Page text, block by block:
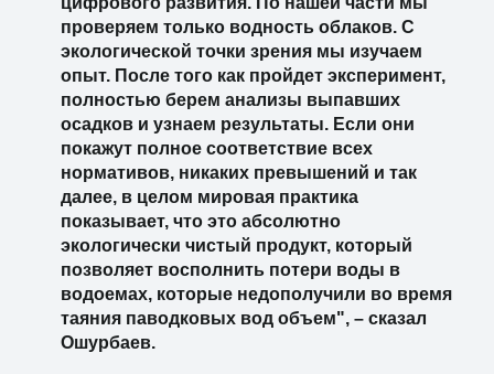
проверяем только водность облаков. С
экологической точки зрения мы изучаем
опыт. После того как пройдет эксперимент,
полностью берем анализы выпавших
осадков и узнаем результаты. Если они
покажут полное соответствие всех
нормативов, никаких превышений и так
далее, в целом мировая практика
показывает, что это абсолютно
экологически чистый продукт, который
позволяет восполнить потери воды в
водоемах, которые недополучили во время
таяния паводковых вод объем", – сказал
Ошурбаев.